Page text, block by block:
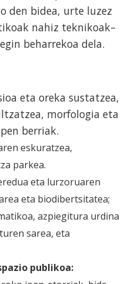
den bidea, urte luzez
nahiz teknikoak–
beharrekoa dela.
eta oreka sustatzea,
morfologia eta
berriak.
eskuratzea,
parkea.
eta lurzoruaren
eta biodibertsitatea;
azpiegitura urdina
sarea, eta
publikoa: